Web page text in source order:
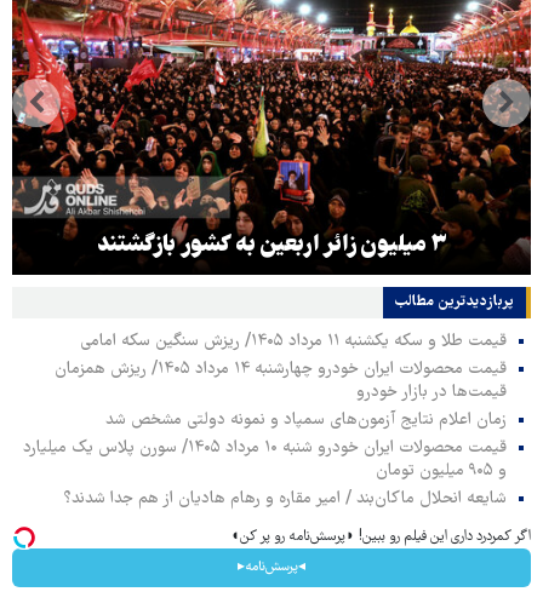
۳ میلیون زائر اربعین به کشور بازگشتند
پربازدیدترین‌ مطالب
قیمت طلا و سکه یکشنبه ۱۱ مرداد ۱۴۰۵/ ریزش سنگین سکه امامی
قیمت محصولات ایران خودرو چهارشنبه ۱۴ مرداد ۱۴۰۵/ ریزش همزمان
قیمت‌ها در بازار خودرو
زمان اعلام نتایج آزمون‌های سمپاد و نمونه دولتی مشخص شد
قیمت محصولات ایران خودرو شنبه ۱۰ مرداد ۱۴۰۵/ سورن پلاس یک میلیارد
و ۹۰۵ میلیون تومان
شایعه انحلال ماکان‌بند / امیر مقاره و رهام هادیان از هم جدا شدند؟
اگر کمردرد داری این فیلم رو ببین! ◗پرسش‌نامه رو پر کن◖
◂پرسش‌نامه▸